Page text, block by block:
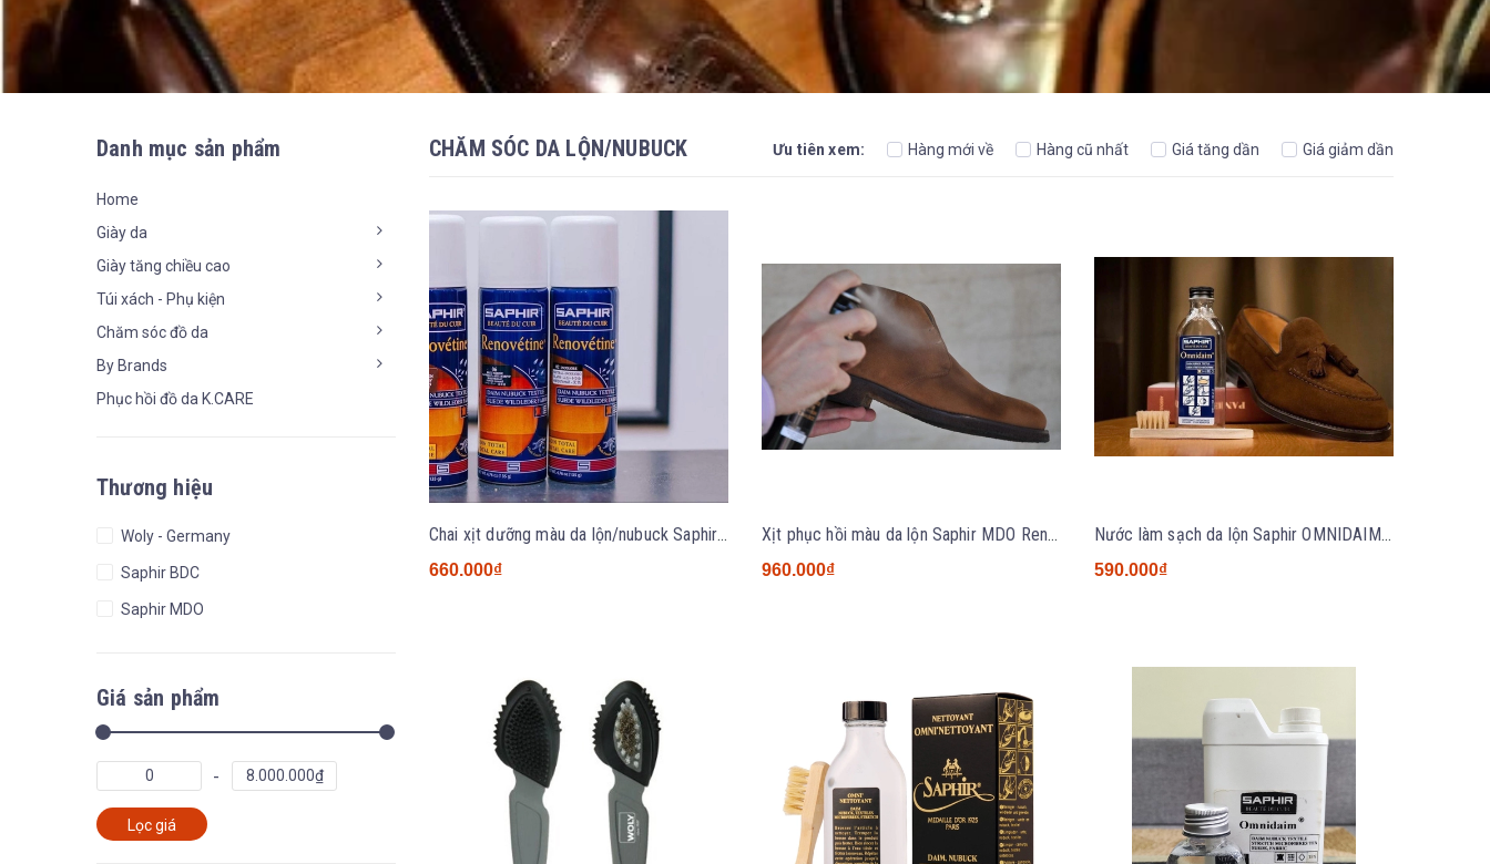
Danh mục sản phẩm
Home
Giày da
Giày tăng chiều cao
Túi xách - Phụ kiện
Chăm sóc đồ da
By Brands
Phục hồi đồ da K.CARE
Thương hiệu
Woly - Germany
Saphir BDC
Saphir MDO
Giá sản phẩm
Lọc giá
CHĂM SÓC DA LỘN/NUBUCK Ưu tiên xem: Hàng mới về Hàng cũ nhất Giá tăng dần Giá giảm dần
Chai xịt dưỡng màu da lộn/nubuck Saphir BDC Renovetine 200ml nhiều màu - NK Pháp
660.000₫
Xịt phục hồi màu da lộn Saphir MDO Renovateur spray 250ml NK Pháp
960.000₫
Nước làm sạch da lộn Saphir OMNIDAIM 100ml/500ml
590.000₫